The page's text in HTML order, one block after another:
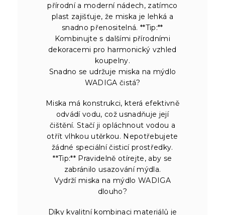
přírodní a moderní nádech, zatímco
plast zajišťuje, že miska je lehká a
snadno přenositelná. **Tip:**
Kombinujte s dalšími přírodními
dekoracemi pro harmonický vzhled
koupelny.
Snadno se udržuje miska na mýdlo
WADIGA čistá?
Miska má konstrukci, která efektivně
odvádí vodu, což usnadňuje její
čištění. Stačí ji opláchnout vodou a
otřít vlhkou utěrkou. Nepotřebujete
žádné speciální čisticí prostředky.
**Tip:** Pravidelně otírejte, aby se
zabránilo usazování mýdla.
Vydrží miska na mýdlo WADIGA
dlouho?
Díky kvalitní kombinaci materiálů je